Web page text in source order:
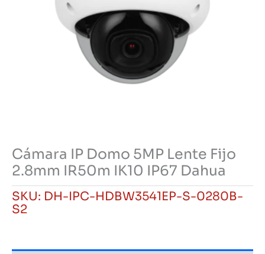
Cámara IP Domo 5MP Lente Fijo
2.8mm IR50m IK10 IP67 Dahua
SKU: DH-IPC-HDBW3541EP-S-0280B-
S2